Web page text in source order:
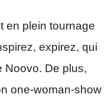
en plein tournage
expirez, qui
Noovo. De plus,
one-woman-show